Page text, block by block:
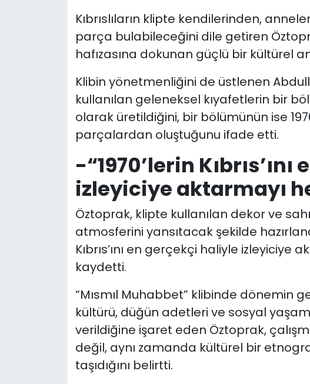
Kıbrıslıların klipte kendilerinden,
parça bulabileceğini dile getiren
hafızasına dokunan güçlü bir kültürel
Klibin yönetmenliğini de üstlenen
kullanılan geleneksel kıyafetlerin bir
olarak üretildiğini, bir bölümünün ise
parçalardan oluştuğunu ifade etti.
-“1970’lerin
izleyiciye aktarmayı
Öztoprak, klipte kullanılan dekor ve
atmosferini yansıtacak şekilde
Kıbrıs’ını en gerçekçi haliyle izleyiciye
kaydetti.
“Mısmıl Muhabbet” klibinde dönemin
kültürü, düğün adetleri ve sosyal
verildiğine işaret eden Öztoprak,
değil, aynı zamanda kültürel bir
taşıdığını belirtti.